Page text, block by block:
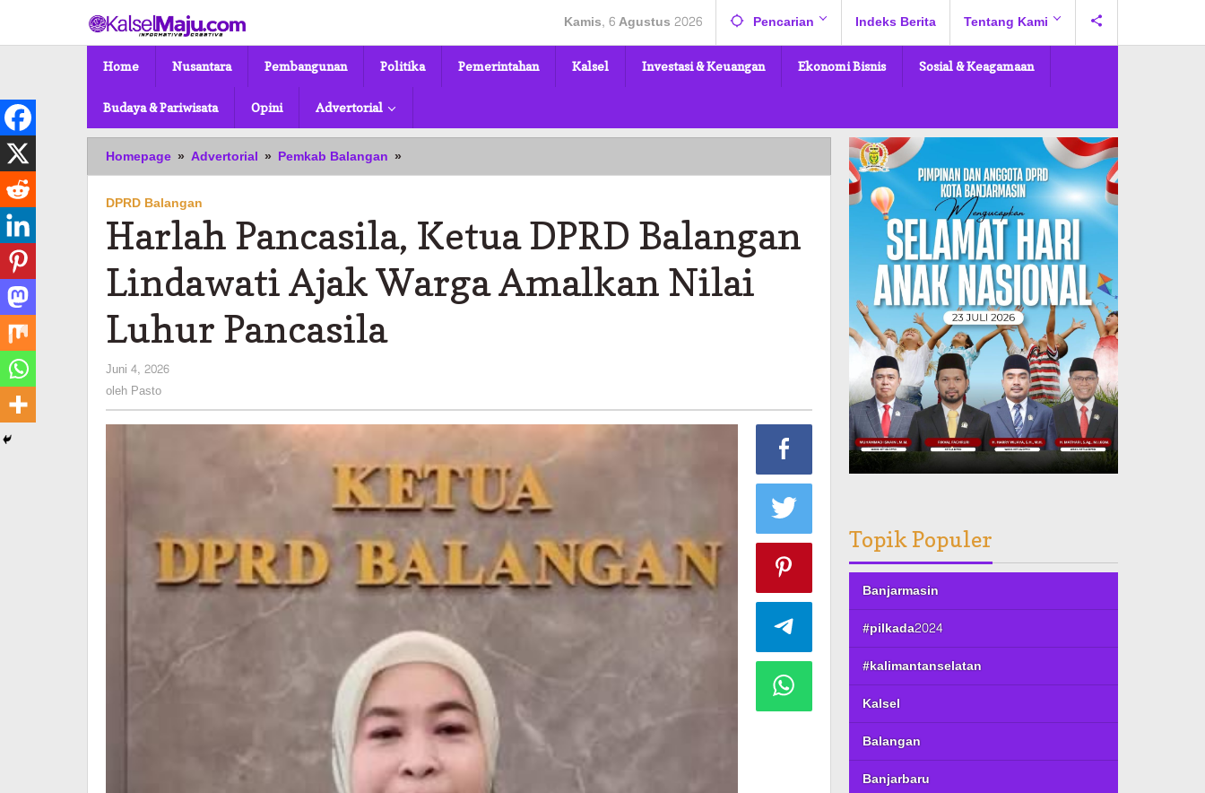
konten
Kamis, 6 Agustus 2026 Pencarian Indeks Berita Tentang Kami
Home Nusantara Pembangunan Politika Pemerintahan Kalsel Investasi & Keuangan Ekonomi Bisnis Sosial & Keagamaan
Budaya & Pariwisata Opini Advertorial
Homepage » Advertorial » Pemkab Balangan »
Pancasila,
Balangan
Lindawati
Ajak
Warga
Amalkan
DPRD Balangan
Harlah Pancasila, Ketua DPRD Balangan
Lindawati Ajak Warga Amalkan Nilai
Luhur Pancasila
Juni 4, 2026
oleh Pasto
Topik Populer
Banjarmasin
#pilkada2024
#kalimantanselatan
Kalsel
Balangan
Banjarbaru